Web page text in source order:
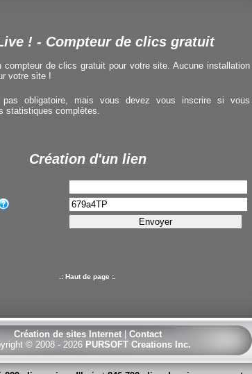
! - Compteur de clics gratuit
de clics gratuit pour votre site. Aucune installation
votre site !
pas obligatoire, mais vous devez vous inscrire si vous
statistiques complètes.
Création d'un lien
.: Haut de page :.
Création de sites Internet| Contact
© 2008 - 2026 PURSOFT Creations Inc.